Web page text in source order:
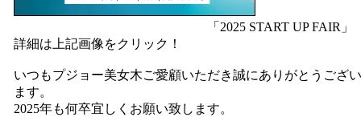
「2025 START UP FAIR」
詳細は上記画像をクリック！
いつもプジョー美女木ご愛顧いただき誠にありがとうござい
ます。
2025年も何卒宜しくお願い致します。